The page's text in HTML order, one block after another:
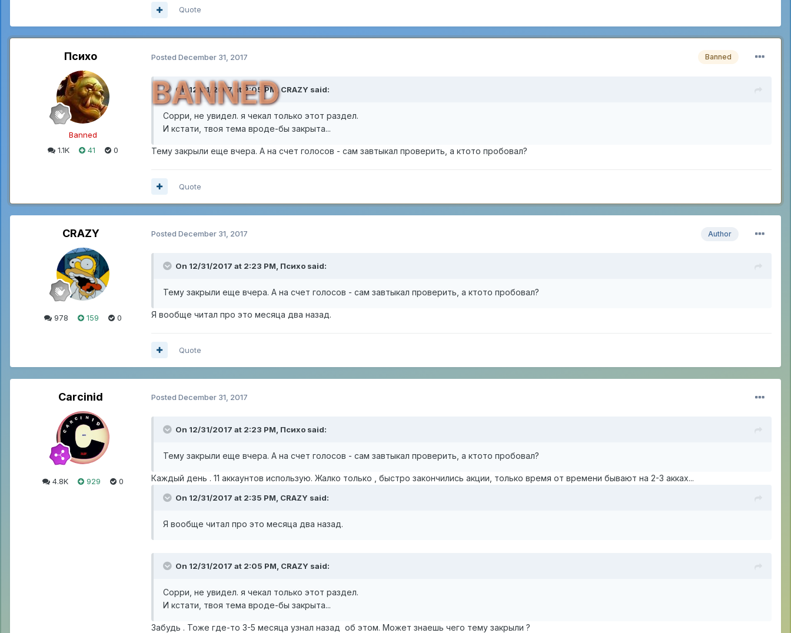
Quote
Психо
Banned
1.1K
41 0
Banned
Posted December 31, 2017
BANNED
On 12/31/2017 at 2:05 PM,CRAZY said:
Сорри, не увидел. я чекал только этот раздел.
И кстати, твоя тема вроде-бы закрыта...
Тему закрыли еще вчера. А на счет голосов - сам завтыкал проверить, а ктото пробовал?
Quote
CRAZY
978 159 0
Author
Posted December 31, 2017
On 12/31/2017 at 2:23 PM, Психо said:
Тему закрыли еще вчера. А на счет голосов - сам завтыкал проверить, а ктото пробовал?
Я вообще читал про это месяца два назад.
Quote
Carcinid
4.8K 929 0
Posted December 31, 2017
On 12/31/2017 at 2:23 PM, Психо said:
Тему закрыли еще вчера. А на счет голосов - сам завтыкал проверить, а ктото пробовал?
Каждый день . 11 аккаунтов использую. Жалко только , быстро закончились акции, только время от времени бывают на 2-3 акках...
On 12/31/2017 at 2:35 PM, CRAZY said:
Я вообще читал про это месяца два назад.
On 12/31/2017 at 2:05 PM, CRAZY said:
Сорри, не увидел. я чекал только этот раздел.
И кстати, твоя тема вроде-бы закрыта...
Забудь . Тоже где-то 3-5 месяца узнал назад об этом. Может знаешь чего тему закрыли ?